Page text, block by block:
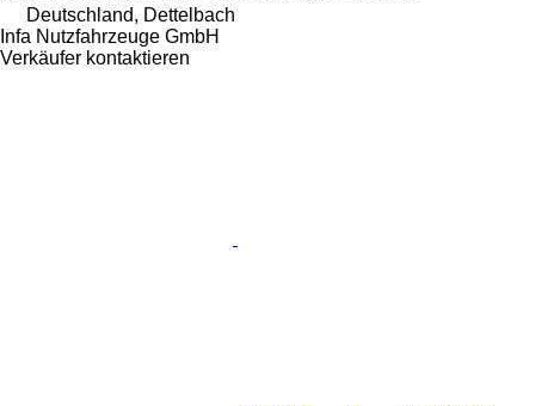
Deutschland, Dettelbach
Infa Nutzfahrzeuge GmbH
Verkäufer kontaktieren